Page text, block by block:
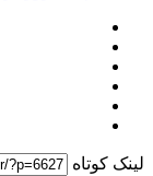
لینک کوتاه